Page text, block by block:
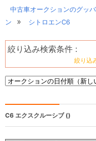
中古車オークションのグッ
ン
» シトロエンC6
絞り込み検索条件 :
絞り込
C6 エクスクルーシブ ()